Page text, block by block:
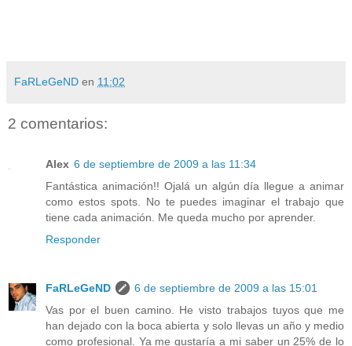
FaRLeGeND en 11:02
2 comentarios:
Alex 6 de septiembre de 2009 a las 11:34
Fantástica animación!! Ojalá un algún día llegue a animar
como estos spots. No te puedes imaginar el trabajo que
tiene cada animación. Me queda mucho por aprender.
Responder
FaRLeGeND
6 de septiembre de 2009 a las 15:01
Vas por el buen camino. He visto trabajos tuyos que me
han dejado con la boca abierta y solo llevas un año y medio
como profesional. Ya me gustaría a mi saber un 25% de lo